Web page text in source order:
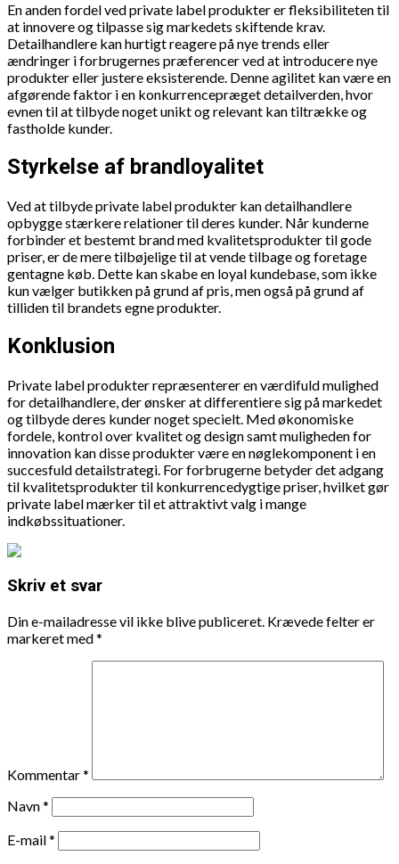
En anden fordel ved private label produkter er fleksibiliteten til
at innovere og tilpasse sig markedets skiftende krav.
Detailhandlere kan hurtigt reagere på nye trends eller
ændringer i forbrugernes præferencer ved at introducere nye
produkter eller justere eksisterende. Denne agilitet kan være en
afgørende faktor i en konkurrencepræget detailverden, hvor
evnen til at tilbyde noget unikt og relevant kan tiltrække og
fastholde kunder.
Styrkelse af brandloyalitet
Ved at tilbyde private label produkter kan detailhandlere
opbygge stærkere relationer til deres kunder. Når kunderne
forbinder et bestemt brand med kvalitetsprodukter til gode
priser, er de mere tilbøjelige til at vende tilbage og foretage
gentagne køb. Dette kan skabe en loyal kundebase, som ikke
kun vælger butikken på grund af pris, men også på grund af
tilliden til brandets egne produkter.
Konklusion
Private label produkter repræsenterer en værdifuld mulighed
for detailhandlere, der ønsker at differentiere sig på markedet
og tilbyde deres kunder noget specielt. Med økonomiske
fordele, kontrol over kvalitet og design samt muligheden for
innovation kan disse produkter være en nøglekomponent i en
succesfuld detailstrategi. For forbrugerne betyder det adgang
til kvalitetsprodukter til konkurrencedygtige priser, hvilket gør
private label mærker til et attraktivt valg i mange
indkøbssituationer.
Skriv et svar
Din e-mailadresse vil ikke blive publiceret. Krævede felter er
markeret med*
Kommentar*
Navn*
E-mail*